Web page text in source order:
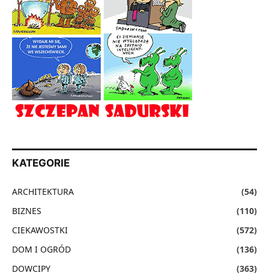
KATEGORIE
ARCHITEKTURA
(54)
BIZNES
(110)
CIEKAWOSTKI
(572)
DOM I OGRÓD
(136)
DOWCIPY
(363)